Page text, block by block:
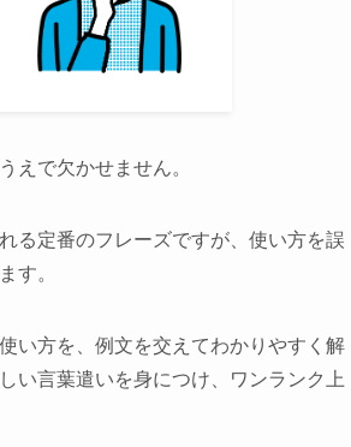
で欠かせません。
る定番のフレーズですが、使い方を誤
す。
い方を、例文を交えてわかりやすく解
い言葉遣いを身につけ、ワンランク上